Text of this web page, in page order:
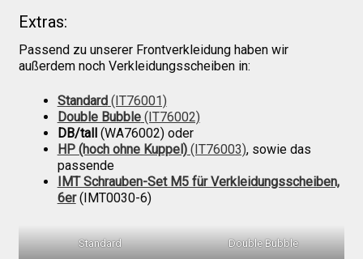
Extras:
Passend zu unserer Frontverkleidung haben wir
außerdem noch Verkleidungsscheiben in:
Standard(IT76001)
Double Bubble(IT76002)
DB/tall (WA76002) oder
HP (hoch ohne Kuppel)(IT76003), sowie das
passende
IMT Schrauben-Set M5 für Verkleidungsscheiben,
6er(IMT0030-6)
Standard Double Bubble